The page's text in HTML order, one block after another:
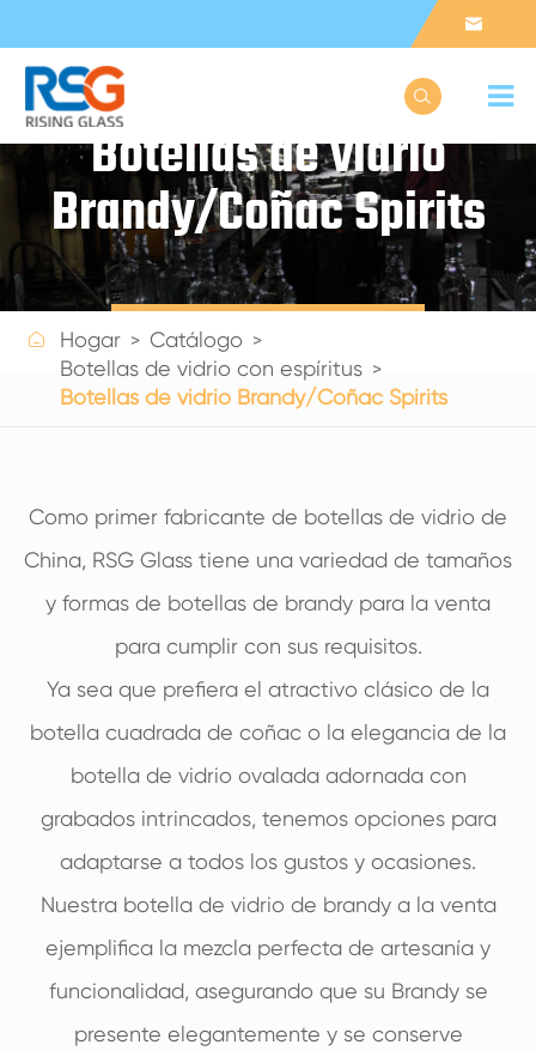


Botellas de vidrio
Brandy/Coñac Spirits
Get a Quote
 Hogar
Catálogo
Botellas de vidrio con espíritus
Botellas de vidrio Brandy/Coñac Spirits
Como primer fabricante de botellas de vidrio de
China, RSG Glass tiene una variedad de tamaños
y formas de botellas de brandy para la venta
para cumplir con sus requisitos.
Ya sea que prefiera el atractivo clásico de la
botella cuadrada de coñac o la elegancia de la
botella de vidrio ovalada adornada con
grabados intrincados, tenemos opciones para
adaptarse a todos los gustos y ocasiones.
Nuestra botella de vidrio de brandy a la venta
ejemplifica la mezcla perfecta de artesanía y
funcionalidad, asegurando que su Brandy se
presente elegantemente y se conserve